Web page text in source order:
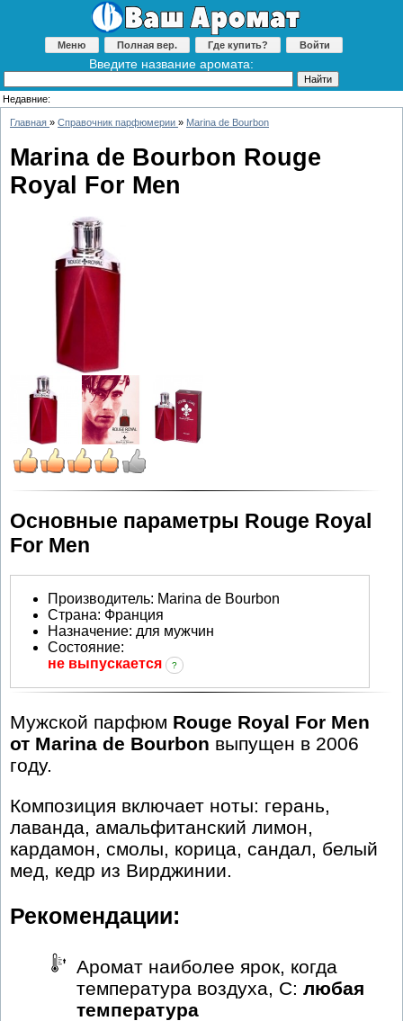
Меню Полная вер. Где купить? Войти
Введите название аромата:
Недавние:
Главная » Справочник парфюмерии » Marina de Bourbon
Marina de Bourbon Rouge
Royal For Men
Основные параметры Rouge Royal
For Men
Производитель: Marina de Bourbon
Страна: Франция
Назначение: для мужчин
Состояние:
не выпускается
?
Мужской парфюм Rouge Royal For Men
от Marina de Bourbon выпущен в 2006
году.
Композиция включает ноты: герань,
лаванда, амальфитанский лимон,
кардамон, смолы, корица, сандал, белый
мед, кедр из Вирджинии.
Рекомендации:
Аромат наиболее ярок, когда
температура воздуха, С: любая
температура